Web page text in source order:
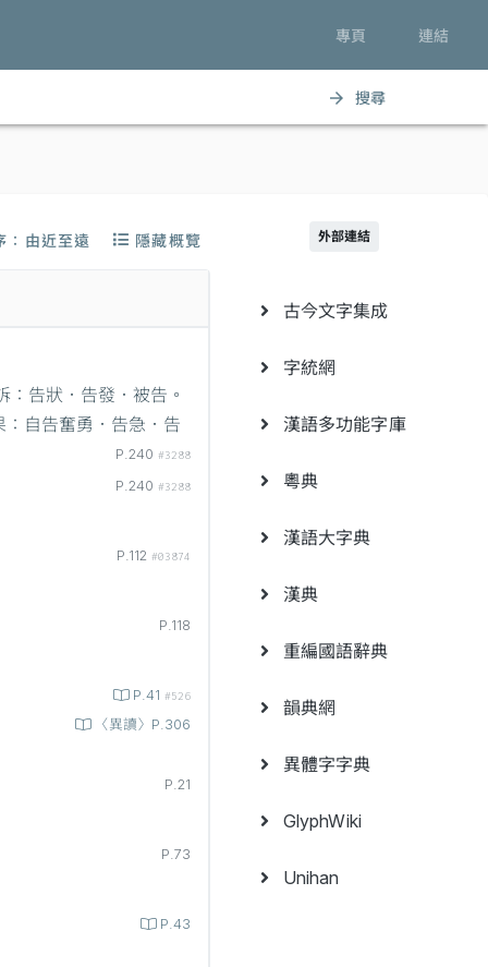
專頁 連結
arrow_forward 搜尋
：由近至遠 隱藏概覽
告狀．告發．被告。
自告奮勇．告急．告
P.240 #3288
P.240 #3288
P.112 #03874
P.118
P.41 #526
〈異讀〉P.306
P.21
P.73
P.43
外部連結
古今文字集成
字統網
漢語多功能字庫
粵典
漢語大字典
漢典
重編國語辭典
韻典網
異體字字典
GlyphWiki
Unihan